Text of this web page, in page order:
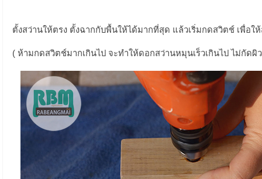
ตั้งสว่านให้ตรง ตั้งฉากกับพื้นให้ได้มากที่สุด แล้วเริ่มกดสวิตช์ เพื่อใ
( ห้ามกดสวิตช์มากเกินไป จะทำให้ดอกสว่านหมุนเร็วเกินไป ไม่กัดผิ